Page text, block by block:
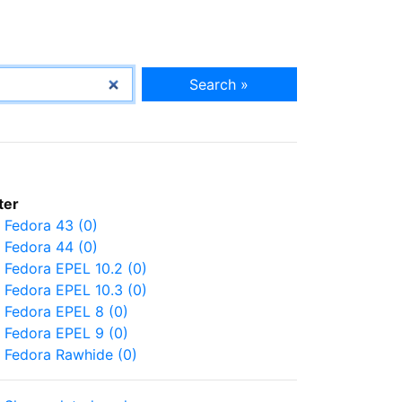
Search »
Fedora 43 (0)
Fedora 44 (0)
Fedora EPEL 10.2 (0)
Fedora EPEL 10.3 (0)
Fedora EPEL 8 (0)
Fedora EPEL 9 (0)
Fedora Rawhide (0)